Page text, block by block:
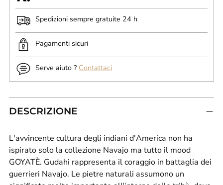
Spedizioni sempre gratuite 24 h
Pagamenti sicuri
Serve aiuto ? Contattaci
DESCRIZIONE
L'avvincente cultura degli indiani d'America non ha
ispirato solo la collezione Navajo ma tutto il mood
GOYATÈ. Gudahi rappresenta il coraggio in battaglia dei
guerrieri Navajo. Le pietre naturali assumono un